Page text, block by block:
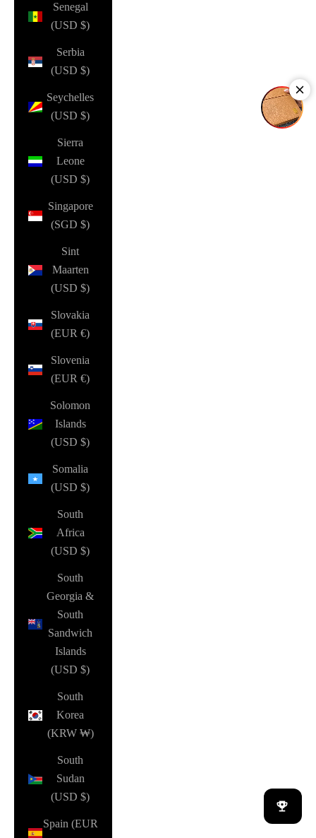
Senegal
(USD $)
Serbia
(USD $)
Seychelles
(USD $)
Sierra
Leone
(USD $)
Singapore
(SGD $)
Sint
Maarten
(USD $)
Slovakia
(EUR €)
Slovenia
(EUR €)
Solomon
Islands
(USD $)
Somalia
(USD $)
South
Africa
(USD $)
South
Georgia &
South
Sandwich
Islands
(USD $)
South
Korea
(KRW ₩)
South
Sudan
(USD $)
Spain (EUR